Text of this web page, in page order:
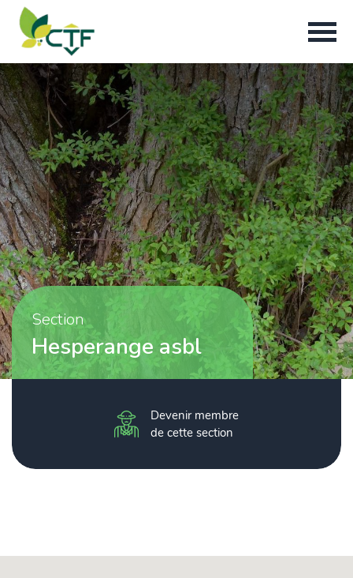
Section
Hesperange asbl
Devenir membre
de cette section